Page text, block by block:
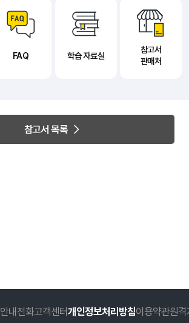
FAQ 학습 자료실
참고서
판매처
참고서 목록
안내전화고객센터개인정보처리방침이용약관원격